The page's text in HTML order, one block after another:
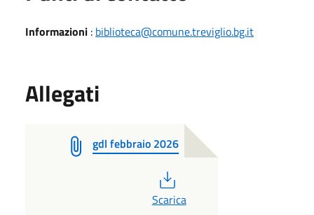
Informazioni : biblioteca@comune.treviglio.bg.it
Allegati
gdl febbraio 2026
Scarica